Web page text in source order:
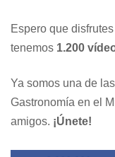
Espero que
tenemos 1.200
Ya somos una de las
Gastronomía en el
amigos. ¡Únete!